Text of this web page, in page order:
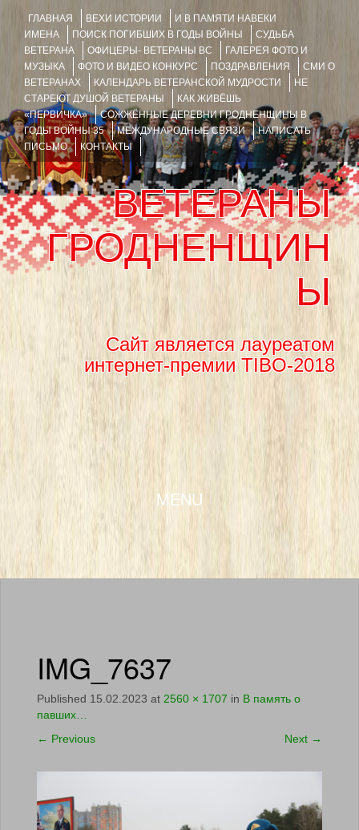
ГЛАВНАЯ ВЕХИ ИСТОРИИ
И В ПАМЯТИ НАВЕКИ
ИМЕНА
ПОИСК ПОГИБШИХ В ГОДЫ ВОЙНЫ
СУДЬБА
ВЕТЕРАНА
ОФИЦЕРЫ- ВЕТЕРАНЫ ВС
ГАЛЕРЕЯ ФОТО И
МУЗЫКА
ФОТО И ВИДЕО КОНКУРС ПОЗДРАВЛЕНИЯ
СМИ О
ВЕТЕРАНАХ
КАЛЕНДАРЬ ВЕТЕРАНСКОЙ МУДРОСТИ
НЕ
СТАРЕЮТ ДУШОЙ ВЕТЕРАНЫ
КАК ЖИВЁШЬ
«ПЕРВИЧКА»
СОЖЖЁННЫЕ ДЕРЕВНИ ГРОДНЕНЩИНЫ В
ГОДЫ ВОЙНЫ 35
МЕЖДУНАРОДНЫЕ СВЯЗИ
НАПИСАТЬ
ПИСЬМО
КОНТАКТЫ
ВЕТЕРАНЫ
ГРОДНЕНЩИН
Ы
Сайт является лауреатом
интернет-премии TIBO-2018
MENU
SKIP TO CONTENT
IMG_7637
Published 15.02.2023 at 2560 × 1707 in В память о
павших…
← Previous Next →